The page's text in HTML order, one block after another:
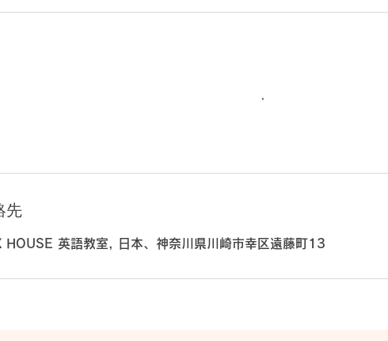
先
HOUSE 英語教室, 日本、神奈川県川崎市幸区遠藤町13